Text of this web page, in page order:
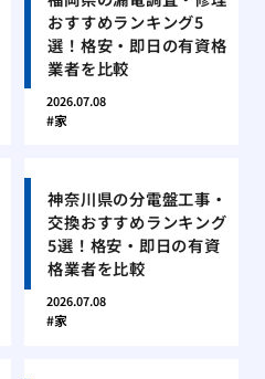
おすすめランキング5
選！格安・即日の有資格
業者を比較
2026.07.08
家
神奈川県の分電盤工事・
交換おすすめランキング
5選！格安・即日の有資
格業者を比較
2026.07.08
家